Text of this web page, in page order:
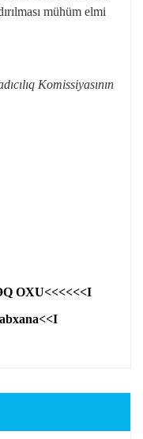
mühüm elmi
Komissiyasının
OXU<<<<<<I